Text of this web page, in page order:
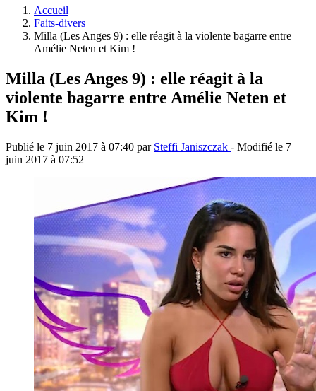
Accueil
Faits-divers
Milla (Les Anges 9) : elle réagit à la violente bagarre entre
Amélie Neten et Kim !
Milla (Les Anges 9) : elle réagit à la
violente bagarre entre Amélie Neten et
Kim !
Publié le 7 juin 2017 à 07:40 par Steffi Janiszczak - Modifié le 7
juin 2017 à 07:52